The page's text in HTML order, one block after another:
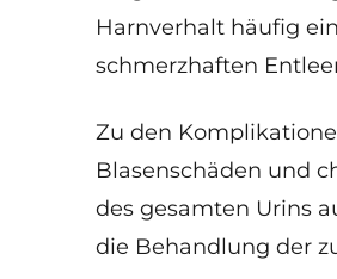
Harnverhalt häufig
schmerzhaften
Zu den
Blasenschäden und
des gesamten Urins
die Behandlung der